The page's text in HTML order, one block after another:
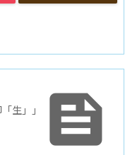

生」」